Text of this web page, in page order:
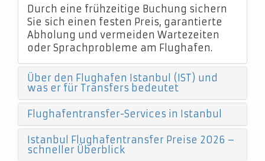
Durch eine frühzeitige Buchung sichern
Sie sich einen festen Preis, garantierte
Abholung und vermeiden Wartezeiten
oder Sprachprobleme am Flughafen.
Über den Flughafen Istanbul (IST) und
was er für Transfers bedeutet
Flughafentransfer-Services in Istanbul
Istanbul Flughafentransfer Preise 2026 –
schneller Überblick